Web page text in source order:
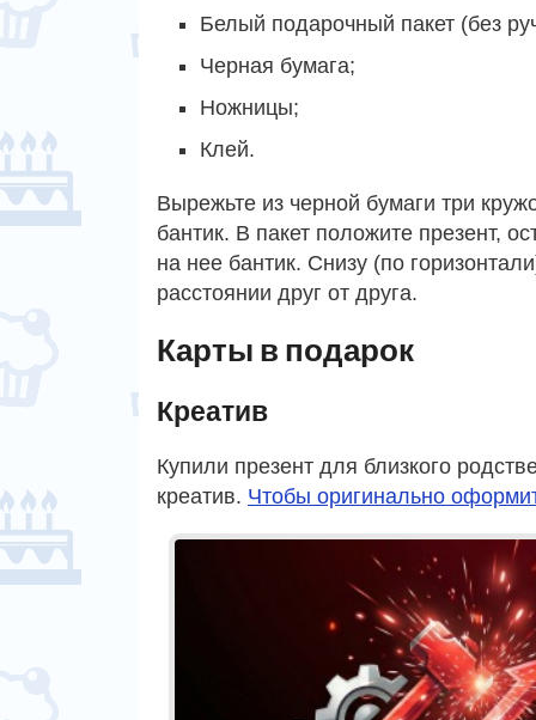
Белый подарочный пакет (без
Черная бумага;
Ножницы;
Клей.
Вырежьте из черной бумаги три
бантик. В пакет положите презент,
на нее бантик. Снизу (по
расстоянии друг от друга.
Карты в подарок
Креатив
Купили презент для близкого
креатив. Чтобы оригинально